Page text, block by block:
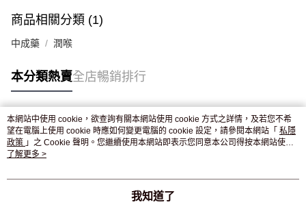
付款後門市自取，訂單確認後2-4個工作天到店，7天內取。逾期後
商品相關分類 (1)
中成藥 潤喉
本分類熱賣全店暢銷排行
熱門標籤
熱銷排行
本網站中使用 cookie，欲查詢有關本網站使用 cookie 方式之詳情，及若您不希
望在電腦上使用 cookie 時應如何變更電腦的 cookie 設定，請參閱本網站「 私隱
政策 」之 Cookie 聲明。您繼續使用本網站即表示您同意本公司得按本網站使用
條款之 Cookie 聲明使用 cookie。
了解更多 >
我知道了